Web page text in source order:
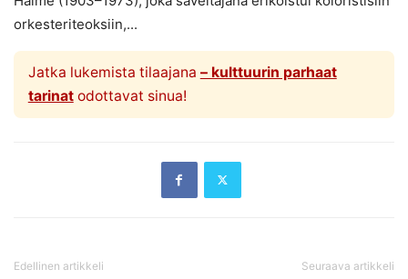
orkesteriteoksiin,...
Jatka lukemista tilaajana – kulttuurin parhaat
tarinatodottavat sinua!
Edellinen artikkeli Seuraava artikkeli